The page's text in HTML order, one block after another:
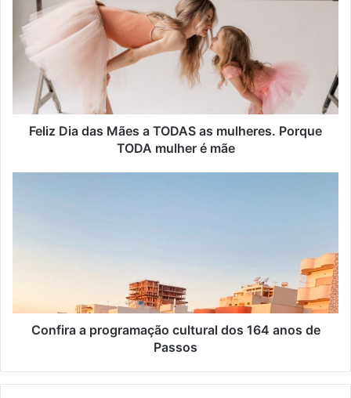
Feliz Dia das Mães a TODAS as mulheres. Porque
TODA mulher é mãe
Confira a programação cultural dos 164 anos de
Passos